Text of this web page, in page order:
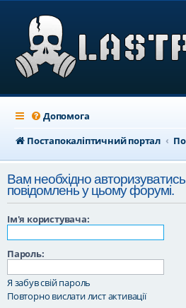
Допомога
Постапокаліптичний портал
Вам необхідно
повідомлень у цьому форумі.
Ім'я користувача:
Пароль:
Я забув свій пароль
Повторно вислати лист активації